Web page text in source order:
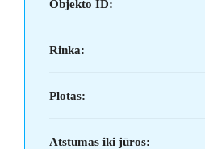
Objekto ID:
Rinka:
Plotas:
Atstumas iki jūros: